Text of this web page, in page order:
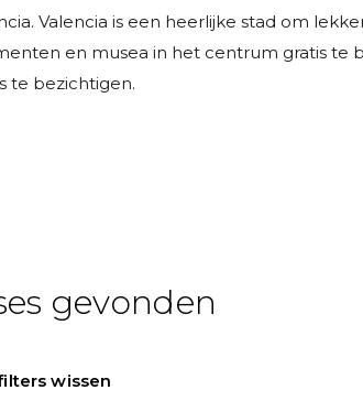
Valencia is een heerlijke stad om
en musea in het centrum gratis te
te bezichtigen.